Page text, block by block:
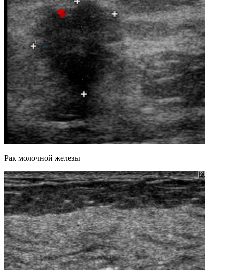
Рак молочной железы